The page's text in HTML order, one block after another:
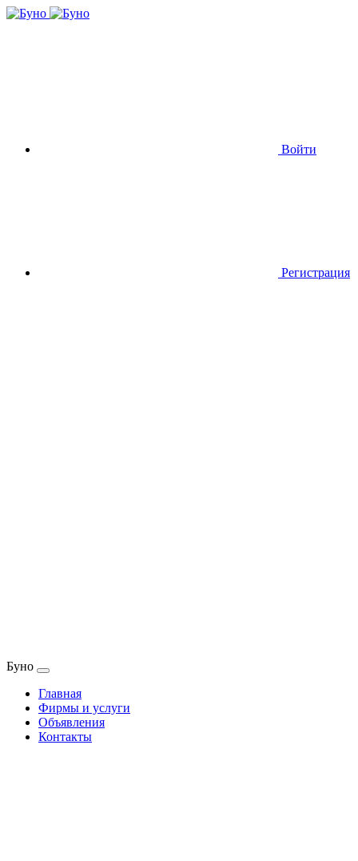
Войти
Регистрация
Буно
Главная
Фирмы и услуги
Объявления
Контакты